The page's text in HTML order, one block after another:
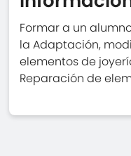
Formar a un
la Adaptación,
elementos de
Reparación de